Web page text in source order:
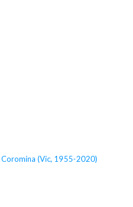
Coromina (Vic, 1955-2020)